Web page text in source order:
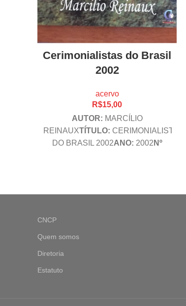
Cerimonialistas do Brasil
2002
acervo
R$15,00
AUTOR: MARCÍLIO
REINAUXTÍTULO: CERIMONIALISTA
DO BRASIL 2002ANO: 2002 Nº
CNCP
Quem somos
Diretoria
Estatuto